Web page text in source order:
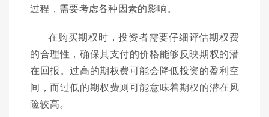
过程，需要考虑各种因素的影响。
在购买期权时，投资者需要仔细评估期权费
的合理性，确保其支付的价格能够反映期权的潜
在回报。过高的期权费可能会降低投资的盈利空
间，而过低的期权费则可能意味着期权的潜在风
险较高。